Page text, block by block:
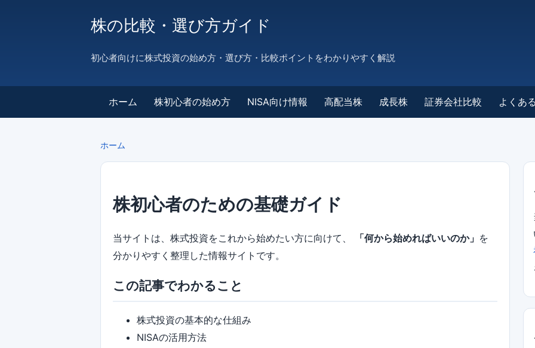
株の比較・選び方ガイド
初心者向けに株式投資の始め方・選び方・比較ポイントをわかりやすく解説
ホーム 株初心者の始め方 NISA向け情報 高配当株 成長株 証券会社比較 よくあ
ホーム
株初心者のための基礎ガイド
当サイトは、株式投資をこれから始めたい方に向けて、 「何から始めればいいのか」 を
分かりやすく整理した情報サイトです。
この記事でわかること
株式投資の基本的な仕組み
NISAの活用方法